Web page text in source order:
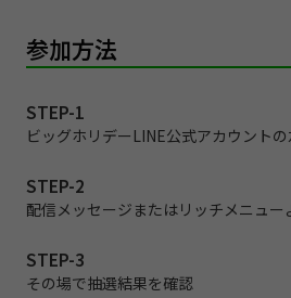
参加方法
STEP-1
ビッグホリデーLINE公式アカウント
STEP-2
配信メッセージまたはリッチメニュ
STEP-3
その場で抽選結果を確認